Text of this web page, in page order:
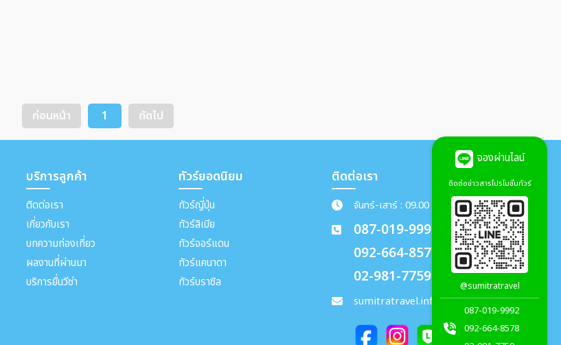
ก่อนหน้า 1 ถัดไป
บริการลูกค้า
ติดต่อเรา
เกี่ยวกับเรา
บทความท่องเที่ยว
ผลงานที่ผ่านมา
บริการยื่นวีซ่า
ทัวร์ยอดนิยม
ทัวร์ญี่ปุ่น
ทัวร์ลิเบีย
ทัวร์จอร์แดน
ทัวร์แคนาดา
ทัวร์บราซิล
ติดต่อเรา
จันทร์-เสาร์ : 09.00 - 18.00 น.
087-019-9992
092-664-8578
02-981-7759
sumitratravel.info@gmail.com
จองผ่านไลน์
ติดต่อข่าวสารโปรโมชั่นทัวร์
@sumitratravel
087-019-9992
092-664-8578